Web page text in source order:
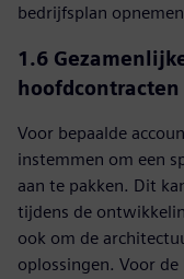
bedrijfsplan
1.6
hoofdcontracten
Voor bepaalde
instemmen om een
aan te pakken. Dit
tijdens de
ook om de
oplossingen. Voor